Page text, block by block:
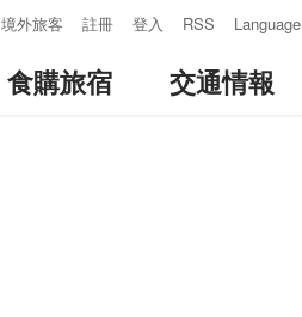
境外旅客 註冊 登入 RSS Language
食購旅宿 交通情報